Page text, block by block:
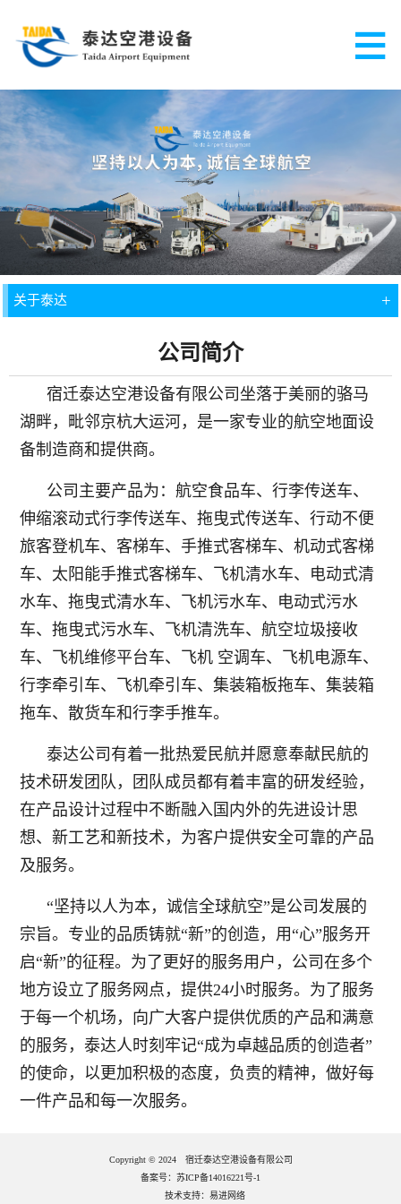
关于泰达 +
公司简介
宿迁泰达空港设备有限公司坐落于美丽的骆马
湖畔，毗邻京杭大运河，是一家专业的航空地面设
备制造商和提供商。
公司主要产品为：航空食品车、行李传送车、
伸缩滚动式行李传送车、拖曳式传送车、行动不便
旅客登机车、客梯车、手推式客梯车、机动式客梯
车、太阳能手推式客梯车、飞机清水车、电动式清
水车、拖曳式清水车、飞机污水车、电动式污水
车、拖曳式污水车、飞机清洗车、航空垃圾接收
车、飞机维修平台车、飞机 空调车、飞机电源车、
行李牵引车、飞机牵引车、集装箱板拖车、集装箱
拖车、散货车和行李手推车。
泰达公司有着一批热爱民航并愿意奉献民航的
技术研发团队，团队成员都有着丰富的研发经验，
在产品设计过程中不断融入国内外的先进设计思
想、新工艺和新技术，为客户提供安全可靠的产品
及服务。
“坚持以人为本，诚信全球航空”是公司发展的
宗旨。专业的品质铸就“新”的创造，用“心”服务开
启“新”的征程。为了更好的服务用户，公司在多个
地方设立了服务网点，提供24小时服务。为了服务
于每一个机场，向广大客户提供优质的产品和满意
的服务，泰达人时刻牢记“成为卓越品质的创造者”
的使命，以更加积极的态度，负责的精神，做好每
一件产品和每一次服务。
Copyright © 2024 宿迁泰达空港设备有限公司
备案号：苏ICP备14016221号-1
技术支持： 易进网络